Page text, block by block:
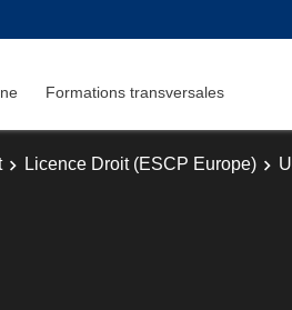
Formations transversales
Licence Droit (ESCP Europe)